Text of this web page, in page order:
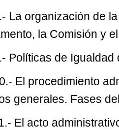
La organización de
la Comisión y
Políticas de
El procedimiento
generales. Fases
El acto